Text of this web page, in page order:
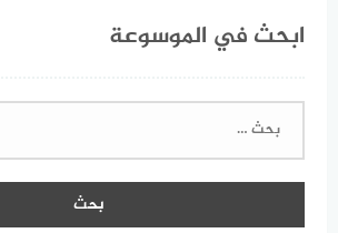
ابحث في الموسوعة
البحث